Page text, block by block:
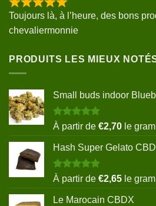
Toujours là, à l’heure, des bons
chevaliermonnie
PRODUITS LES MIEUX
Small buds indoor
Note5.00
sur 5
À partir de €2,70 le
Hash Super Gelato
Note5.00
sur 5
À partir de €2,65 le
Le Marocain CBDX